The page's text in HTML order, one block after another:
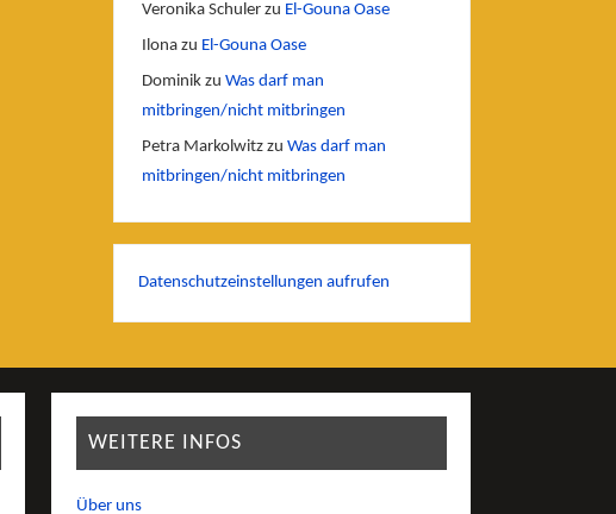
Veronika Schulerzu El-Gouna Oase
Ilonazu El-Gouna Oase
Dominikzu Was darf man
mitbringen/nicht mitbringen
Petra Markolwitzzu Was darf man
mitbringen/nicht mitbringen
Datenschutzeinstellungen aufrufen
WEITERE INFOS
Über uns